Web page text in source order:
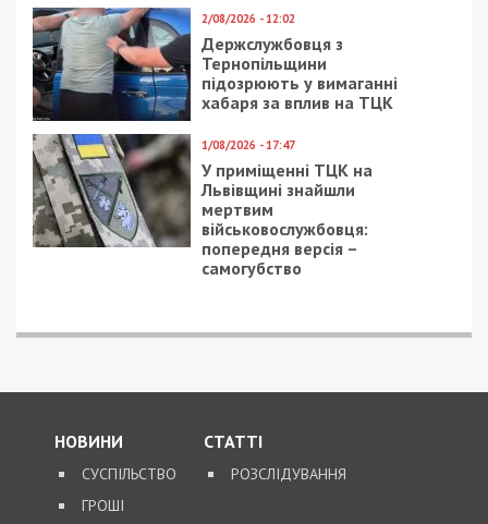
13/11/2017 - 12:37
Неделя в Днепре
началась с двух
серьезных ДТП
31/10/2022 - 13:44
Є контакт: Дніпро
допомагає Укренерго
Харків у вогні та
на Україну
В Днепре усилят меры